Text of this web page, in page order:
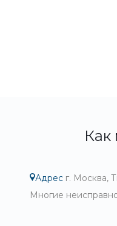
Как
Адрес г. Москва,
Многие